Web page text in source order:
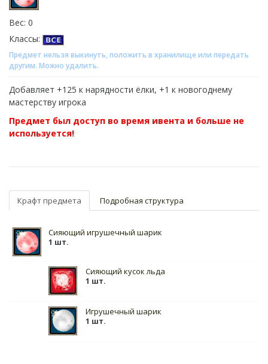
Вес: 0
Классы:
Предмет нельзя выкинуть, положить в хранилище или передать
другим. Можно удалить.
Добавляет +125 к нарядности ёлки, +1 к новогоднему
мастерству игрока
Предмет был доступ во время ивента и больше не
используется!
Крафт предмета Подробная структура
Сияющий игрушечный шарик
1 шт.
Сияющий кусок льда
1 шт.
Игрушечный шарик
1 шт.